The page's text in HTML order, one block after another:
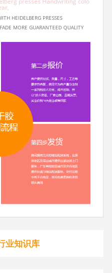
HEIDELBERG PRESSES
MORE GUARANTEED QUALITY
业知识库